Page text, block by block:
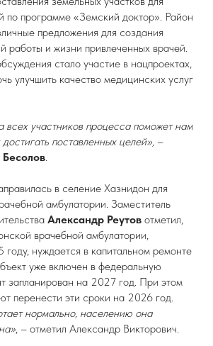
по программе «Земский доктор». Район
предложения для создания
работы и жизни привлеченных врачей.
стало участие в нацпроектах,
улучшить качество медицинских услуг
всех участников процесса поможет нам
поставленных целей», –
.
в селение Хазнидон для
амбулатории. Заместитель
Александр Реутов отметил,
врачебной амбулатории,
году, нуждается в капитальном ремонте
уже включен в федеральную
запланирован на 2027 год. При этом
перенести эти сроки на 2026 год.
нормально, населению она
, – отметил Александр Викторович.